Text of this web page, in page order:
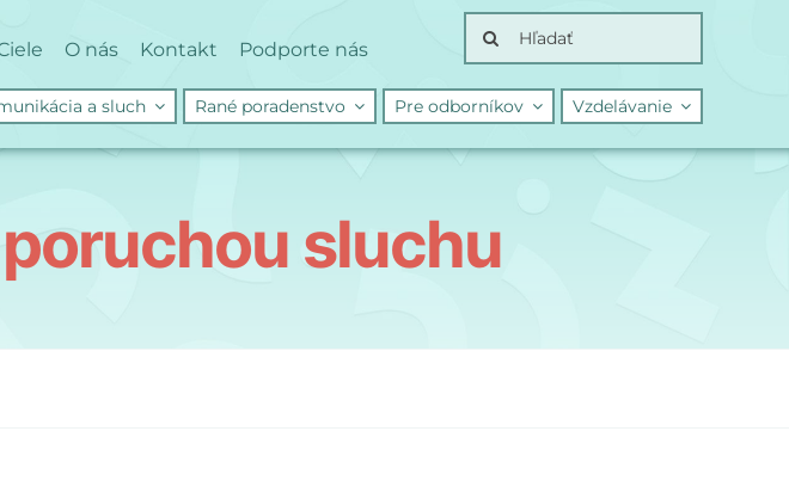
O nás Kontakt Podporte nás
Search
for:
a sluch Rané poradenstvo Pre odborníkov Vzdelávanie
sluchu